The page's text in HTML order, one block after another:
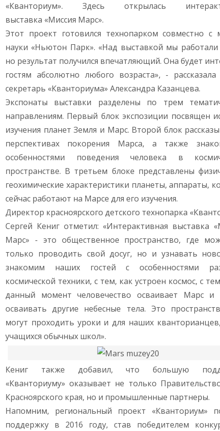
«Кванториум». Здесь открылась
выставка «Миссия Марс».
Этот проект готовился технопарком совместно с
науки «Ньютон Парк». «Над выставкой мы работали
но результат получился впечатляющий. Она будет
гостям абсолютно любого возраста», - рассказала
секретарь «Кванториума» Александра Казанцева.
Экспонаты выставки разделены по трем
направлениям. Первый блок экспозиции посвящен
изучения планет Земля и Марс. Второй блок
перспективах покорения Марса, а также
особенностями поведения человека в
пространстве. В третьем блоке представлены
геохимические характеристики планеты, аппараты,
сейчас работают на Марсе для его изучения.
Директор красноярского детского технопарка
Сергей Кениг отметил: «Интерактивная выставка
Марс» - это общественное пространство, где
только проводить свой досуг, но и узнавать
знакомим наших гостей с особенностями
космической техники, с тем, как устроен космос, с
данный момент человечество осваивает Марс и
осваивать другие небесные тела. Это
могут проходить уроки и для наших
учащихся обычных школ».
Кениг также добавил, что большую
«Кванториуму» оказывает не только
Красноярского края, но и промышленные партнеры.
Напомним, региональный проект «Кванториум»
поддержку в 2016 году, став победителем